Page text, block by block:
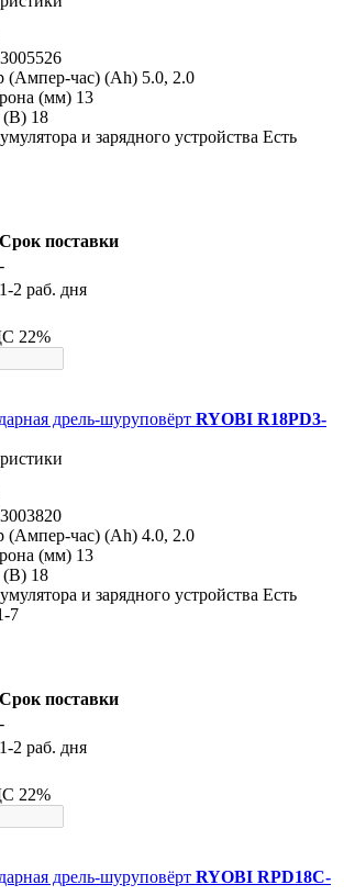
(Ампер-час) (Ah) 5.0, 2.0
(мм) 13
(В) 18
и зарядного устройства Есть
Срок поставки
-
1-2 раб. дня
22%
дрель-шуруповёрт RYOBI R18PD3-
(Ампер-час) (Ah) 4.0, 2.0
(мм) 13
(В) 18
и зарядного устройства Есть
7
Срок поставки
-
1-2 раб. дня
22%
дрель-шуруповёрт RYOBI RPD18C-